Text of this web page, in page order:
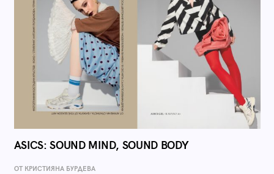
ASICS: SOUND MIND, SOUND BODY
ОТ КРИСТИЯНА БУРДЕВА